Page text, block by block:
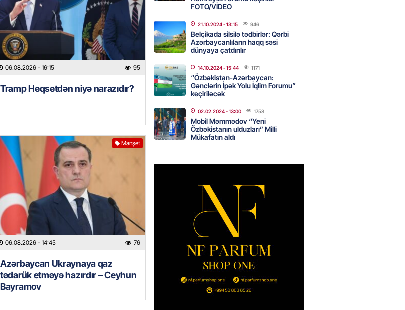
06.08.2026 - 16:15 95
Tramp Heqsetdən niyə narazıdır?
Manşet
06.08.2026 - 14:45 76
Azərbaycan Ukraynaya qaz
tədarük etməyə hazırdır – Ceyhun
Bayramov
Birbank Star kartını indi sifariş
edin, nağdlaşdırmanı komissiyasız
edin
06.08.2026- 15:07
ÖLKƏ
təyin edəcək
06.08.2026- 15:00
Azərbaycan Ukraynaya qaz tədarük
- 14:45
Prezident Əliyev 2 diplomatı geri çağırdı
06.08.2026
Jurnalistin dənizdə batan qardaşı tələbə
FOTO/VİDEO
21.10.2024- 13:15 946
Belçikada silsilə tədbirlər: Qərbi
Azərbaycanlıların haqq səsi
dünyaya çatdırılır
14.10.2024- 15:44 1171
“Özbəkistan-Azərbaycan:
Gənclərin İpək Yolu İqlim Forumu”
keçiriləcək
02.02.2024- 13:00 1758
Mobil Məmmədov “Yeni
Özbəkistanın ulduzları” Milli
Mükafatın aldı